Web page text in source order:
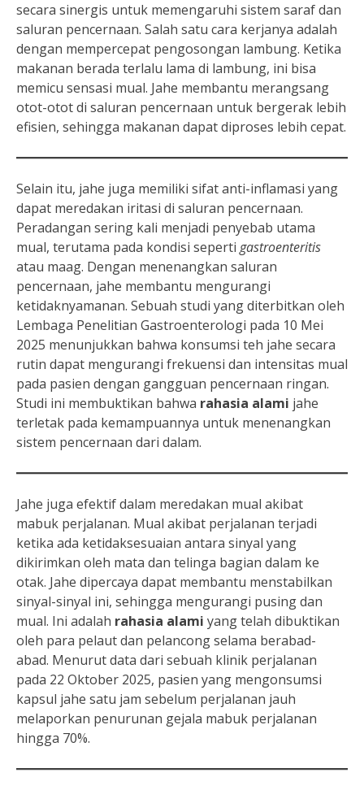
secara sinergis untuk memengaruhi sistem saraf dan
saluran pencernaan. Salah satu cara kerjanya adalah
dengan mempercepat pengosongan lambung. Ketika
makanan berada terlalu lama di lambung, ini bisa
memicu sensasi mual. Jahe membantu merangsang
otot-otot di saluran pencernaan untuk bergerak lebih
efisien, sehingga makanan dapat diproses lebih cepat.
Selain itu, jahe juga memiliki sifat anti-inflamasi yang
dapat meredakan iritasi di saluran pencernaan.
Peradangan sering kali menjadi penyebab utama
mual, terutama pada kondisi seperti gastroenteritis
atau maag. Dengan menenangkan saluran
pencernaan, jahe membantu mengurangi
ketidaknyamanan. Sebuah studi yang diterbitkan oleh
Lembaga Penelitian Gastroenterologi pada 10 Mei
2025 menunjukkan bahwa konsumsi teh jahe secara
rutin dapat mengurangi frekuensi dan intensitas mual
pada pasien dengan gangguan pencernaan ringan.
Studi ini membuktikan bahwa rahasia alami jahe
terletak pada kemampuannya untuk menenangkan
sistem pencernaan dari dalam.
Jahe juga efektif dalam meredakan mual akibat
mabuk perjalanan. Mual akibat perjalanan terjadi
ketika ada ketidaksesuaian antara sinyal yang
dikirimkan oleh mata dan telinga bagian dalam ke
otak. Jahe dipercaya dapat membantu menstabilkan
sinyal-sinyal ini, sehingga mengurangi pusing dan
mual. Ini adalah rahasia alami yang telah dibuktikan
oleh para pelaut dan pelancong selama berabad-
abad. Menurut data dari sebuah klinik perjalanan
pada 22 Oktober 2025, pasien yang mengonsumsi
kapsul jahe satu jam sebelum perjalanan jauh
melaporkan penurunan gejala mabuk perjalanan
hingga 70%.